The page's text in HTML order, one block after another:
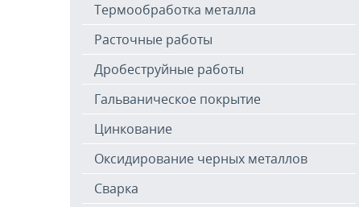
Термообработка металла
Расточные работы
Дробеструйные работы
Гальваническое покрытие
Цинкование
Оксидирование черных металлов
Сварка